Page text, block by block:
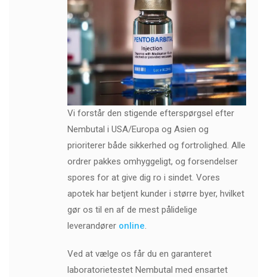
Vi forstår den stigende efterspørgsel efter
Nembutal i USA/Europa og Asien og
prioriterer både sikkerhed og fortrolighed. Alle
ordrer pakkes omhyggeligt, og forsendelser
spores for at give dig ro i sindet. Vores
apotek har betjent kunder i større byer, hvilket
gør os til en af ​​de mest pålidelige
leverandører online.
Ved at vælge os får du en garanteret
laboratorietestet Nembutal med ensartet